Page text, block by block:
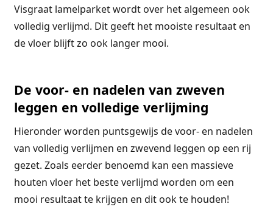
Visgraat lamelparket wordt over het algemeen ook
volledig verlijmd. Dit geeft het mooiste resultaat en
de vloer blijft zo ook langer mooi.
De voor- en nadelen van zweven
leggen en volledige verlijming
Hieronder worden puntsgewijs de voor- en nadelen
van volledig verlijmen en zwevend leggen op een rij
gezet. Zoals eerder benoemd kan een massieve
houten vloer het beste verlijmd worden om een
mooi resultaat te krijgen en dit ook te houden!